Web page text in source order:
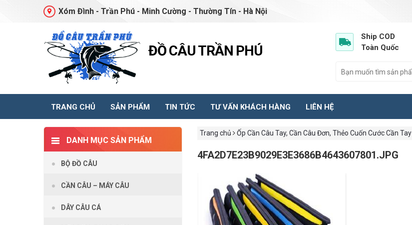
Xóm Đình - Trần Phú - Minh Cường - Thường Tín - Hà Nội
ĐỒ CÂU TRẦN PHÚ
Ship COD
Toàn Quốc
TRANG CHỦ SẢN PHẨM TIN TỨC TƯ VẤN KHÁCH HÀNG LIÊN HỆ
Trang chủ Ốp Cần Câu Tay, Cần Câu Đơn, Thẻo Cuốn Cước Cần Tay
4FA2D7E23B9029E3E3686B4643607801.JPG
DANH MỤC SẢN PHẨM
BỘ ĐỒ CÂU
CẦN CÂU – MÁY CÂU
DÂY CÂU CÁ